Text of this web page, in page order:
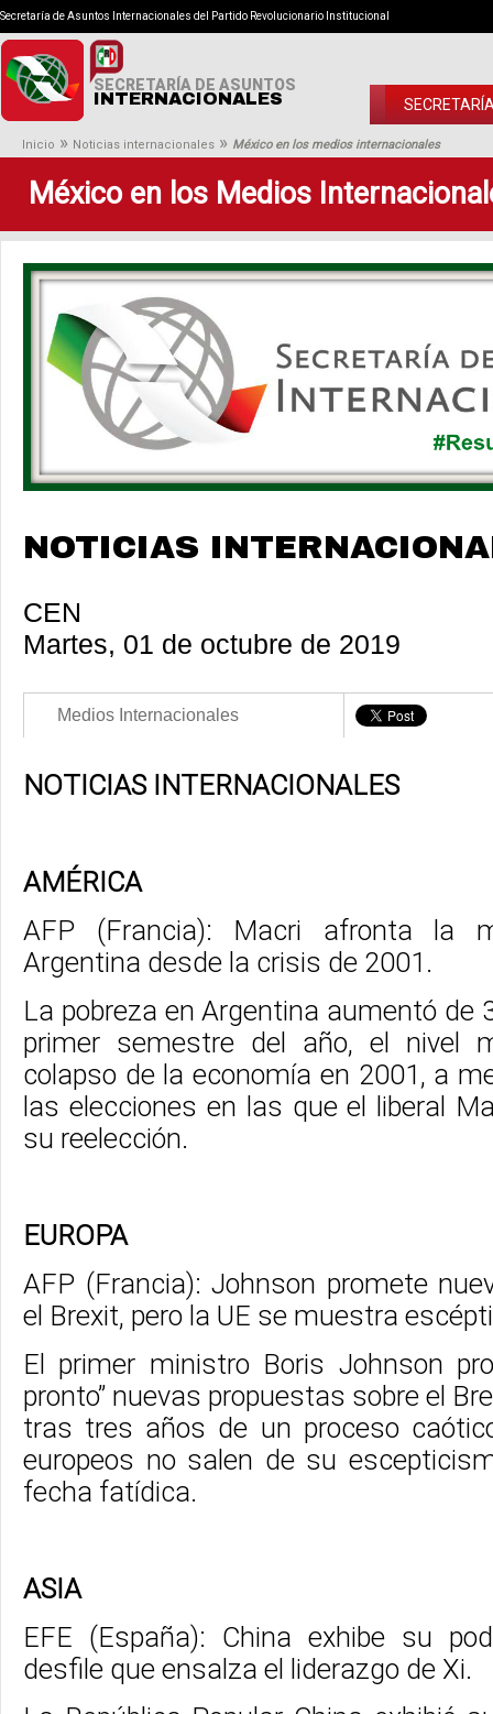
Secretaría de Asuntos Internacionales del Partido Revolucionario Institucional
SECRETARÍA DE ASUNTOS
INTERNACIONALES
Inicio » Noticias internacionales » México en los medios internacionales
México en los Medios
NOTICIAS
CEN
Martes, 01 de octubre de 2019
Medios Internacionales
NOTICIAS INTERNACIONALES
AMÉRICA
AFP (Francia): Macri afronta la
Argentina desde la crisis de 2001.
La pobreza en Argentina aumentó de
primer semestre del año, el nivel
colapso de la economía en 2001, a
las elecciones en las que el liberal
su reelección.
EUROPA
AFP (Francia): Johnson promete
el Brexit, pero la UE se muestra
El primer ministro Boris Johnson
pronto” nuevas propuestas sobre el
tras tres años de un proceso
europeos no salen de su
fecha fatídica.
ASIA
EFE (España): China exhibe su
desfile que ensalza el liderazgo de Xi.